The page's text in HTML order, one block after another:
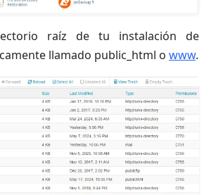
raíz de tu instalación de
llamado public_html o www.